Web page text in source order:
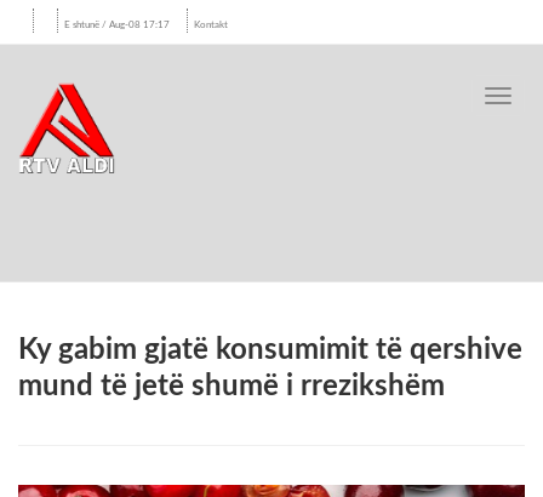
E shtunë / Aug-08 17:17 Kontakt
Ky gabim gjatë konsumimit të qershive
mund të jetë shumë i rrezikshëm